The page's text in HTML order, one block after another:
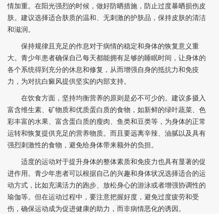
情加重。在阳光强烈的时候，做好防晒措施，防止过度暴晒损伤皮
肤。建议选择适合肤质的温和、无刺激的护肤品，保持皮肤的清洁
和滋润。
保持规律且充足的作息对于病情的稳定和身体的恢复意义重
大。青少年患者确保自己每天都能拥有足够的睡眠时间，让身体的
各个系统得到充分的休息和修复，从而增强自身的抵抗力和免疫
力，为对抗白癜风提供坚实的内部支持。
在饮食方面，坚持均衡营养的原则是必不可少的。建议多摄入
富含维生素、矿物质和优质蛋白质的食物，如新鲜的绿叶蔬菜、色
彩丰富的水果、富含蛋白质的瘦肉、鱼类和豆类等，为身体的正常
运转和恢复提供充足的营养物质。而且要远离辛辣、油腻以及具有
强烈刺激性的食物，避免给身体带来额外的负担。
适度的运动对于提升身体的整体素质和免疫力也具有显著的促
进作用。青少年患者可以根据自己的兴趣和身体状况选择适合的运
动方式，比如充满活力的跑步、放松身心的游泳或者增强协调性的
瑜伽等。但在运动过程中，要注意把握好度，避免过度疲劳和受
伤，确保运动成为促进健康的助力，而非病情恶化的诱因。